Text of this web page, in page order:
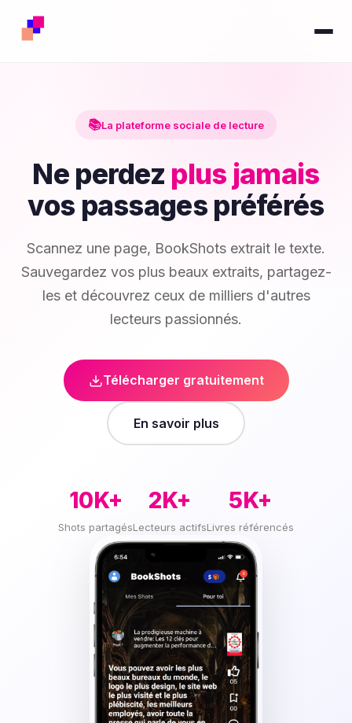
📚La plateforme sociale de lecture
Ne perdez plus jamais
vos passages préférés
Scannez une page, BookShots extrait le texte.
Sauvegardez vos plus beaux extraits, partagez-
les et découvrez ceux de milliers d'autres
lecteurs passionnés.
Télécharger gratuitement
En savoir plus
10K+
Shots partagés
2K+
Lecteurs actifs
5K+
Livres référencés